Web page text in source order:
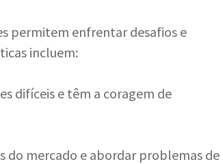
permitem enfrentar desafios e
incluem:
difíceis e têm a coragem de
do mercado e abordar problemas de